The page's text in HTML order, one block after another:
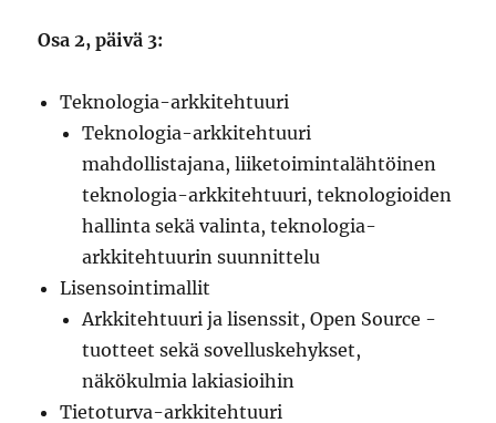
Osa 2, päivä 3:
Teknologia-arkkitehtuuri
Teknologia-arkkitehtuuri
mahdollistajana, liiketoimintalähtöinen
teknologia-arkkitehtuuri, teknologioiden
hallinta sekä valinta, teknologia-
arkkitehtuurin suunnittelu
Lisensointimallit
Arkkitehtuuri ja lisenssit, Open Source -
tuotteet sekä sovelluskehykset,
näkökulmia lakiasioihin
Tietoturva-arkkitehtuuri